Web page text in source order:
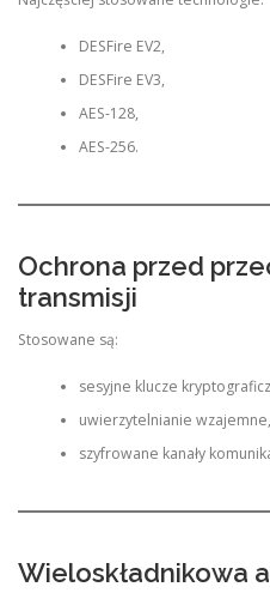
DESFire EV2,
DESFire EV3,
AES-128,
AES-256.
Ochrona przed
transmisji
Stosowane są:
sesyjne klucze
uwierzytelnianie wzajemne,
szyfrowane kanały
Wieloskładnikowa